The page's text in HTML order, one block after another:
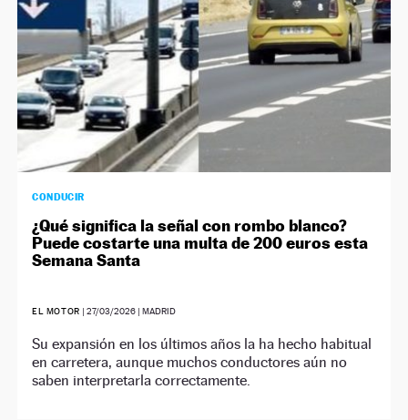
CONDUCIR
¿Qué significa la señal con rombo blanco?
Puede costarte una multa de 200 euros esta
Semana Santa
EL MOTOR | 27/03/2026| MADRID
Su expansión en los últimos años la ha hecho habitual
en carretera, aunque muchos conductores aún no
saben interpretarla correctamente.